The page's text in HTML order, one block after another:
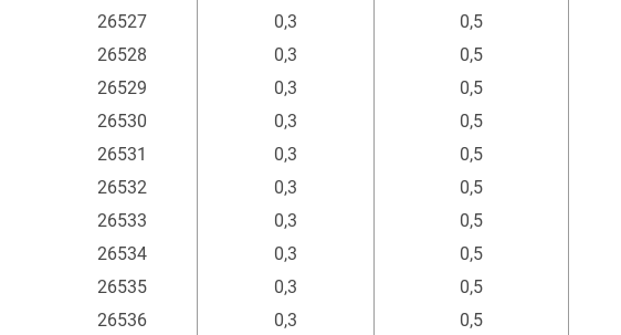
26527
0,3 0,5
26528
0,3 0,5
26529
0,3 0,5
26530
0,3 0,5
26531
0,3 0,5
26532
0,3 0,5
26533
0,3 0,5
26534
0,3 0,5
26535
0,3 0,5
26536
0,3 0,5